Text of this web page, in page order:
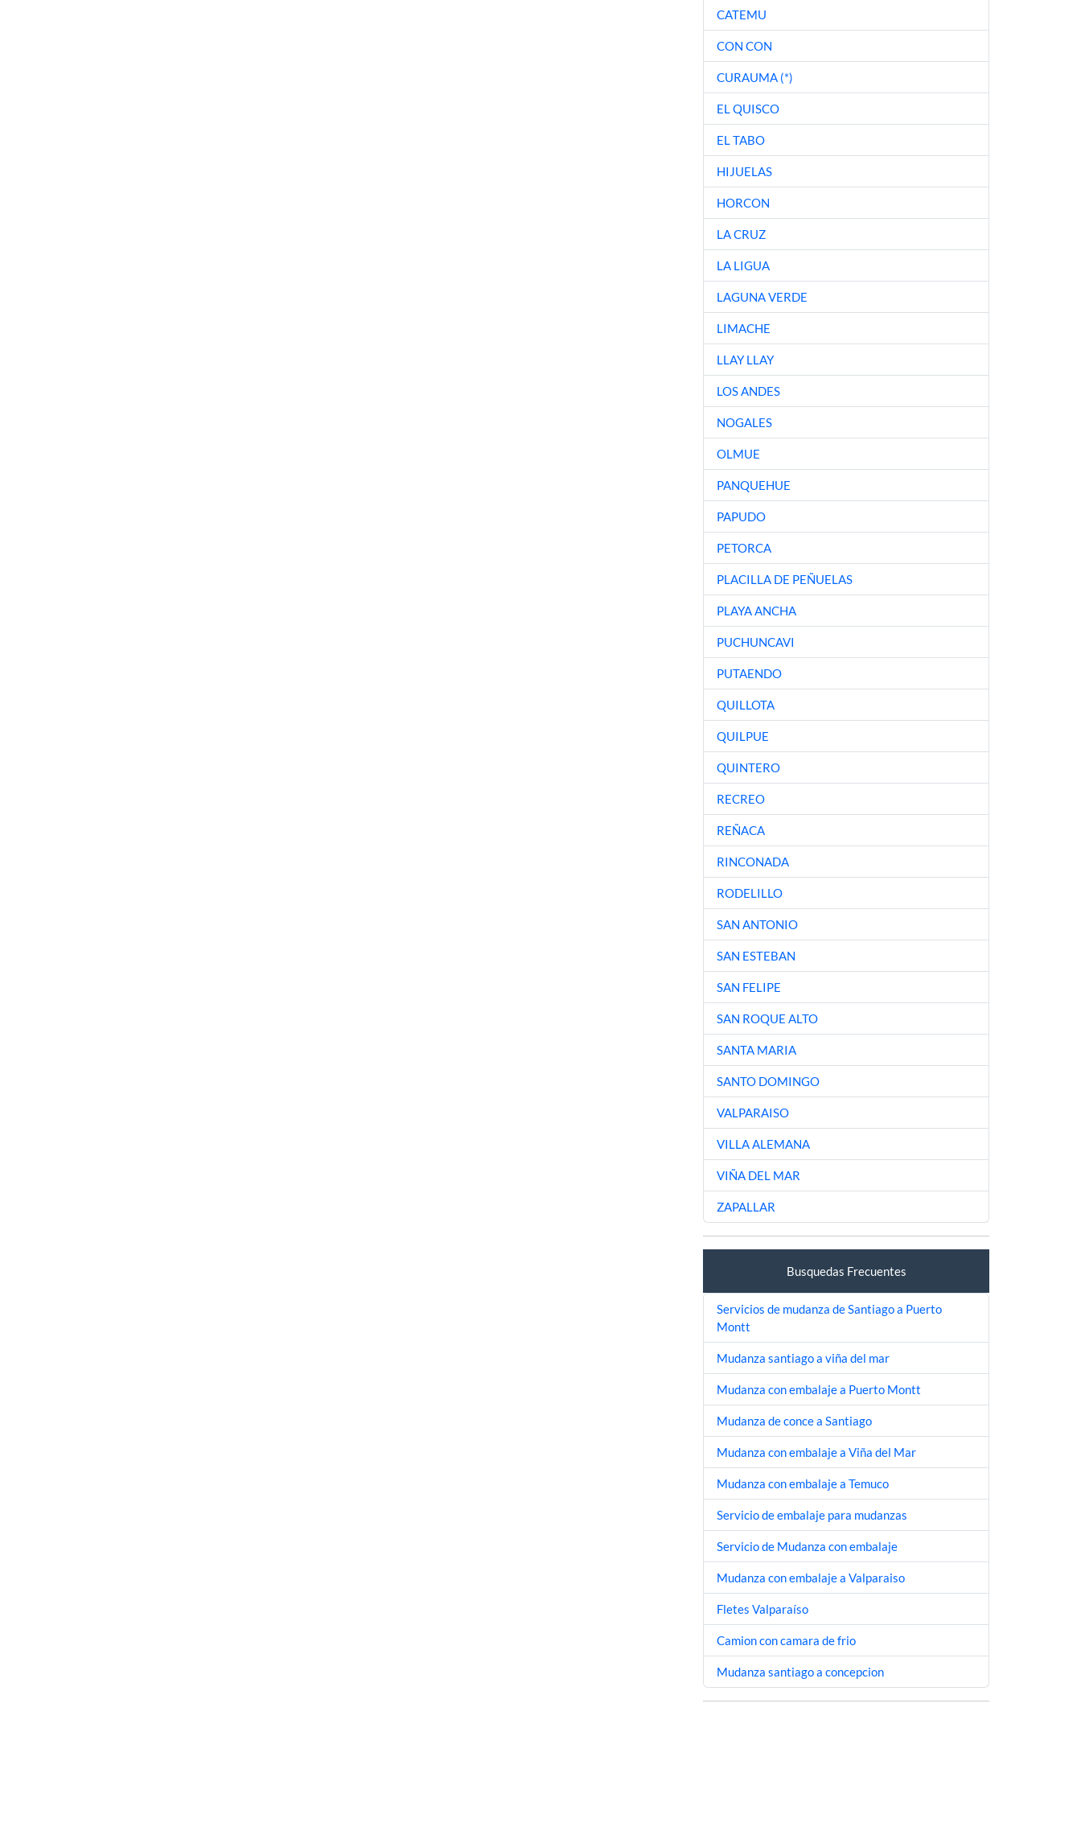
CATEMU
CON CON
CURAUMA (*)
EL QUISCO
EL TABO
HIJUELAS
HORCON
LA CRUZ
LA LIGUA
LAGUNA VERDE
LIMACHE
LLAY LLAY
LOS ANDES
NOGALES
OLMUE
PANQUEHUE
PAPUDO
PETORCA
PLACILLA DE PEÑUELAS
PLAYA ANCHA
PUCHUNCAVI
PUTAENDO
QUILLOTA
QUILPUE
QUINTERO
RECREO
REÑACA
RINCONADA
RODELILLO
SAN ANTONIO
SAN ESTEBAN
SAN FELIPE
SAN ROQUE ALTO
SANTA MARIA
SANTO DOMINGO
VALPARAISO
VILLA ALEMANA
VIÑA DEL MAR
ZAPALLAR
Busquedas Frecuentes
Servicios de mudanza de Santiago a Puerto
Montt
Mudanza santiago a viña del mar
Mudanza con embalaje a Puerto Montt
Mudanza de conce a Santiago
Mudanza con embalaje a Viña del Mar
Mudanza con embalaje a Temuco
Servicio de embalaje para mudanzas
Servicio de Mudanza con embalaje
Mudanza con embalaje a Valparaiso
Fletes Valparaíso
Camion con camara de frio
Mudanza santiago a concepcion